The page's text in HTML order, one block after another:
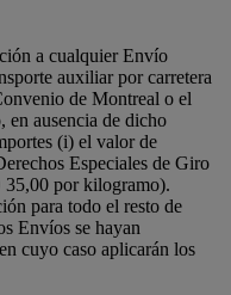
a cualquier Envío
auxiliar por carretera
de Montreal o el
en ausencia de dicho
(i) el valor de
Especiales de Giro
por kilogramo).
para todo el resto de
Envíos se hayan
cuyo caso aplicarán los